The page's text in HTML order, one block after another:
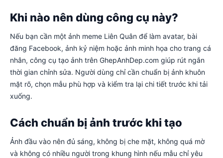
Khi nào nên dùng công cụ này?
Nếu bạn cần một ảnh meme Liên Quân để làm avatar, bài
đăng Facebook, ảnh kỷ niệm hoặc ảnh minh họa cho trang cá
nhân, công cụ tạo ảnh trên GhepAnhDep.com giúp rút ngắn
thời gian chỉnh sửa. Người dùng chỉ cần chuẩn bị ảnh khuôn
mặt rõ, chọn mẫu phù hợp và kiểm tra lại chi tiết trước khi tải
xuống.
Cách chuẩn bị ảnh trước khi tạo
Ảnh đầu vào nên đủ sáng, không bị che mặt, không quá mờ
và không có nhiều người trong khung hình nếu mẫu chỉ yêu